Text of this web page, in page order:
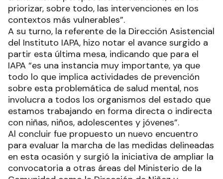
priorizar, sobre todo, las intervenciones en los
contextos más vulnerables”.
A su turno, la referente de la Dirección Asistencial
del Instituto IAPA, hizo notar el avance surgido a
partir esta última mesa, indicando que para el
IAPA “es una instancia muy importante, ya que
todo lo que implica actividades de prevención
sobre esta problemática de salud mental, nos
involucra a todos los organismos del estado que
estamos trabajando en forma directa o indirecta
con niñas, niños, adolescentes y jóvenes”.
Al concluir fue propuesto un nuevo encuentro
para evaluar la marcha de las medidas delineadas
en esta ocasión y surgió la iniciativa de ampliar la
convocatoria a otras áreas del Ministerio de la